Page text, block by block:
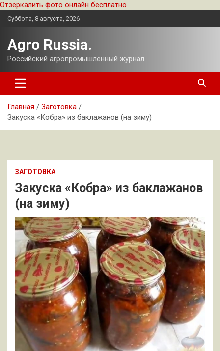
Отзеркалить фото онлайн бесплатно
Перейти
Суббота, 8 августа, 2026
Agro Russia.
Российский агропромышленный журнал.
Главная
Заготовка
Закуска «Кобра» из баклажанов (на зиму)
ЗАГОТОВКА
Закуска «Кобра» из баклажанов
(на зиму)